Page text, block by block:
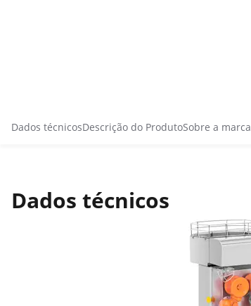
Dados técnicosDescrição do ProdutoSobre a marca
Dados técnicos